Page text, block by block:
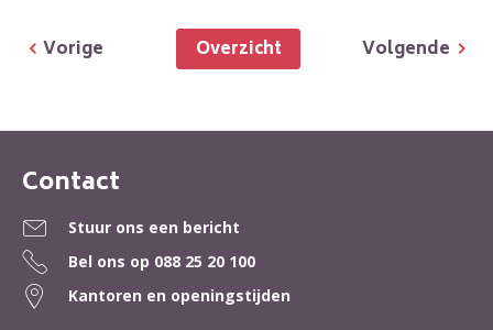
Volgende
Overzicht
Vorige
Contactinformatie
Contact
Stuur ons een bericht
Bel ons op 088 25 20 100
Kantoren en openingstijden